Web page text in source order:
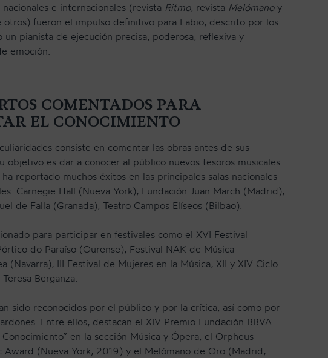
nacionales e internacionales (revista Ritmo, revista Melómanoy
otros) fueron el impulso definitivo para Fabio, descrito por los
un pianista de ejecución precisa, poderosa, reflexiva y
emoción.
COMENTADOS PARA
EL CONOCIMIENTO
consiste en comentar las obras antes de sus
objetivo es dar a conocer al público nuevos tesoros musicales.
reportado muchos éxitos en las principales salas nacionales
Carnegie Hall (Nueva York), Fundación Juan March (Madrid),
de Falla (Granada), Teatro Campos Elíseos (Bilbao).
para participar en festivales como el XVI Festival
do Paraíso (Ourense), Festival NAK de Música
(Navarra), III Festival de Mujeres en la Música, XII y XIV Ciclo
Berganza.
sido reconocidos por el público y por la crítica, así como por
Entre ellos, destacan el XIV Premio Fundación BBVA
en la sección Música y Ópera, el Orpheus
Award (Nueva York, 2019) y el Melómano de Oro (Madrid,